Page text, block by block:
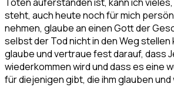
steht, auch heute noch für mich
nehmen, glaube an einen Gott der
selbst der Tod nicht in den Weg stellen
glaube und vertraue fest darauf, dass
wiederkommen wird und dass es eine
für diejenigen gibt, die ihm glauben